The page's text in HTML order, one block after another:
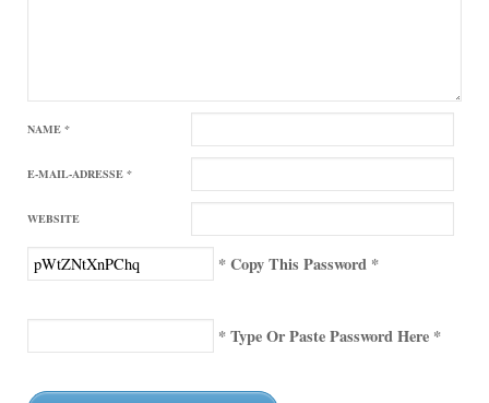
NAME*
E-MAIL-ADRESSE*
WEBSITE
* Copy This Password *
* Type Or Paste Password Here *